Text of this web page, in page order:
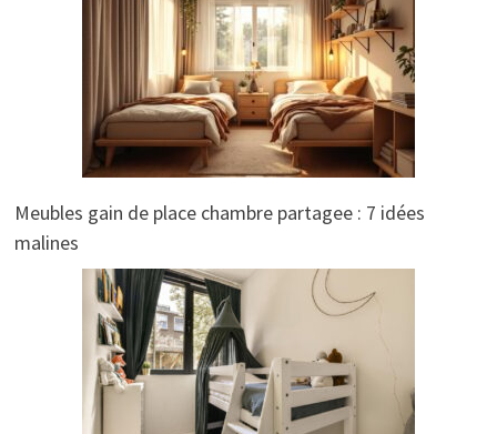
Meubles gain de place chambre partagee : 7 idées
malines